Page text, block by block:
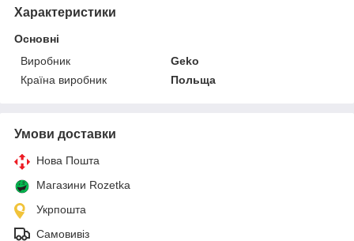
Характеристики
Основні
Виробник
Geko
Країна виробник
Польща
Умови доставки
Нова Пошта
Магазини Rozetka
Укрпошта
Самовивіз